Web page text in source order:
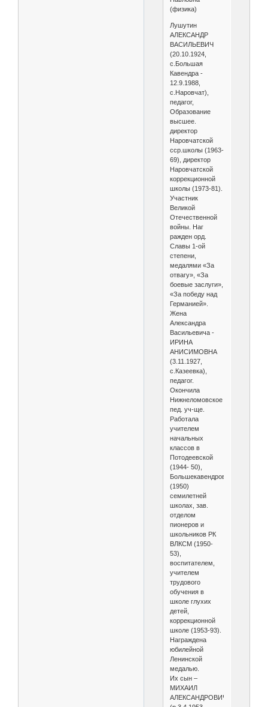
(физика)
Лушутин
АЛЕКСАНДР
ВАСИЛЬЕВИЧ
(20.10.1924,
с.Большая
Кавендра -
12.9.1988,
с.Наровчат),
педагог,
Образование
высшее.
директор
Наровчатской
сср.школы (1963-
69), директор
Наровчатской
коррекционной
школы (1973-81).
Участник
Великой
Отечественной
войны. Наг
ражден орд.
Славы 1-ой
степени,
медалями «За
отвагу», «За
боевые заслуги»,
«За победу над
Германией».
Жена
Александра
Васильевича -
ИРИНА
АНИСИМОВНА
(3.11.1927,
с.Казеевка),
педагог.
Окончила
Нижнеломовское
пед. уч-ще.
Работала
учителем
начальных
классов в
Потодеевской
(1944- 50),
Большекавендровской
(1950)
семилетней
школах, зав.
отделом
пионеров и
школьников РК
ВЛКСМ (1950-
53),
воспитателем,
учителем
трудового
обучения в
школе глухих
детей,
коррекционной
школе (1953-93).
Награждена
юбилейной
Ленинской
медалью.
Их сын –
МИХАИЛ
АЛЕКСАНДРОВИЧ